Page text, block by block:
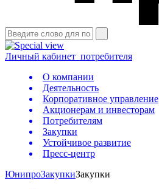
Личный кабинет потребителя
О компании
Деятельность
Корпоративное управление
Акционерам и инвесторам
Потребителям
Закупки
Устойчивое развитие
Пресс-центр
ЮнипроЗакупкиЗакупки